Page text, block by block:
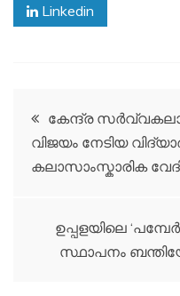
Linkedin
Post
navigation
കേന്ദ്ര
വിജയം നേടിയ
കലാസാംസ്കാരിക
ഉപ്പളയിലെ
സ്ഥാപനം